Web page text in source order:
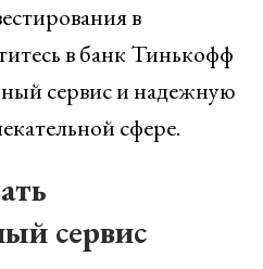
в
в банк Тинькофф
сервис и надежную
сфере.
сервис